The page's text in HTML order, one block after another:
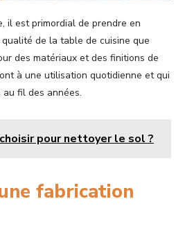
il est primordial de prendre en
de la table de cuisine que
des matériaux et des finitions de
à une utilisation quotidienne et qui
fil des années.
pour nettoyer le sol ?
fabrication